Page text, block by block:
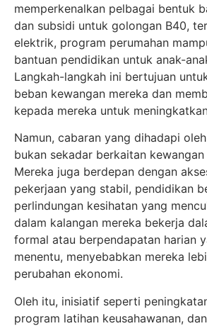
memperkenalkan pelbagai bentuk
dan subsidi untuk golongan B40,
elektrik, program perumahan
bantuan pendidikan untuk anak-
Langkah-langkah ini bertujuan
beban kewangan mereka dan
kepada mereka untuk
Namun, cabaran yang dihadapi
bukan sekadar berkaitan
Mereka juga berdepan dengan
pekerjaan yang stabil, pendidikan
perlindungan kesihatan yang
dalam kalangan mereka bekerja
formal atau berpendapatan harian
menentu, menyebabkan mereka
perubahan ekonomi.
Oleh itu, inisiatif seperti
program latihan keusahawanan,